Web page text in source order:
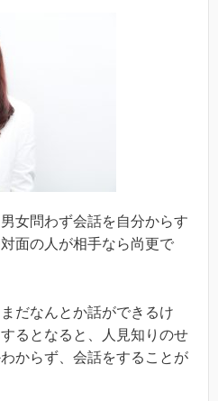
女問わず会話を自分からす
面の人が相手なら尚更で
だなんとか話ができるけ
るとなると、人見知りのせ
からず、会話をすることが